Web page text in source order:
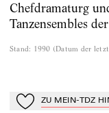
Chefdramaturg
Tanzensembles
Stand: 1990 (Datum der
Zu Mein-TdZ
ZU MEIN-TDZ